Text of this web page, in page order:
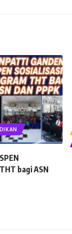
bagi ASN